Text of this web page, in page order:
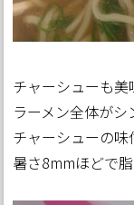
チャーシューも美
ラーメン全体がシ
チャーシューの味
暑さ8mmほどで